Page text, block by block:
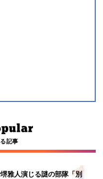
記事
雅人演じる謎の部隊「別